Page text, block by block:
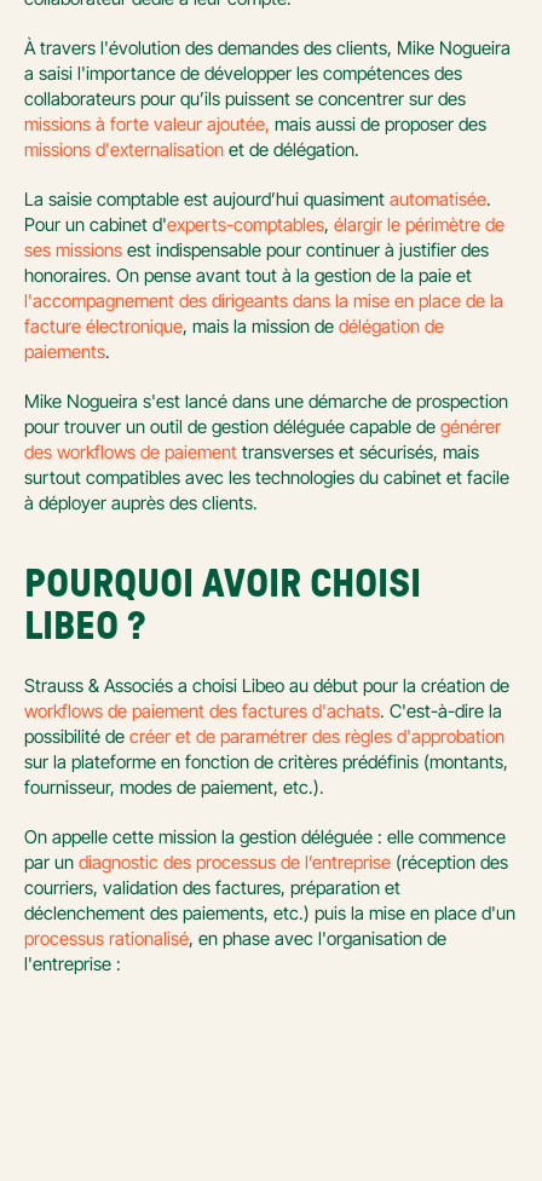
À travers l'évolution des demandes des clients, Mike Nogueira
a saisi l'importance de développer les compétences des
missions à forte valeur ajoutée,
missions d'externalisation et de délégation.
La saisie comptable est aujourd’hui quasiment automatisée.
Pour un cabinet d'experts-comptables, élargir le périmètre de
ses missions est indispensable pour continuer à justifier des
l'accompagnement des dirigeants dans la mise en place de la
facture électronique, mais la mission de délégation de
paiements.
Mike Nogueira s'est lancé dans une démarche de prospection
pour trouver un outil de gestion déléguée capable de générer
des workflows de paiement transverses et sécurisés, mais
surtout compatibles avec les technologies du cabinet et facile
à déployer auprès des clients.
POURQUOI AVOIR CHOISI
LIBEO ?
workflows de paiement des factures d'achats. C'est-à-dire la
possibilité de créer et de paramétrer des règles d'approbation
sur la plateforme en fonction de critères prédéfinis (montants,
fournisseur, modes de paiement, etc.).
On appelle cette mission la gestion déléguée : elle commence
par un diagnostic des processus de l’entreprise (réception des
courriers, validation des factures, préparation et
processus rationalisé, en phase avec l'organisation de
l'entreprise :